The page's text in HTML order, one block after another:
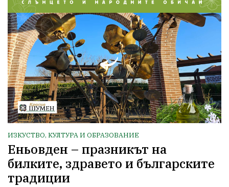
ИЗКУСТВО, КУЛТУРА И ОБРАЗОВАНИЕ
Еньовден – празникът на
билките, здравето и българските
традиции